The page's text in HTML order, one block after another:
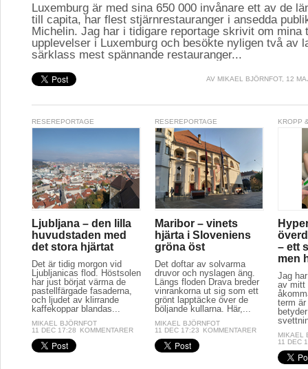
Luxemburg är med sina 650 000 invånare ett av de
till capita, har flest stjärnrestauranger i ansedda
Michelin. Jag har i tidigare reportage skrivit om mina
upplevelser i Luxemburg och besökte nyligen två av
särklass mest spännande restauranger...
AV MIKAEL BJÖRNFOT, 12
RESEREPORTAGE
Ljubljana – den lilla
huvudstaden med
det stora hjärtat
Det är tidig morgon vid
Ljubljanicas flod. Höstsolen
har just börjat värma de
pastellfärgade fasaderna,
och ljudet av klirrande
kaffekoppar blandas...
MIKAEL BJÖRNFOT
11 DEC 17:28
KOMMENTARER
RESEREPORTAGE
Maribor – vinets
hjärta i Sloveniens
gröna öst
Det doftar av solvarma
druvor och nyslagen äng.
Längs floden Drava breder
vinrankorna ut sig som ett
grönt lapptäcke över de
böljande kullarna. Här,...
MIKAEL BJÖRNFOT
11 DEC 17:23
KOMMENTARER
KROPP
– ett
men
Jag
av mitt
term
MIKAEL
11 DEC